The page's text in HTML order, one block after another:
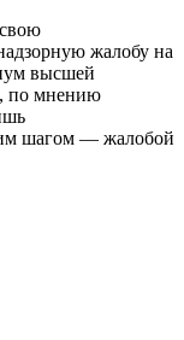
жалобу на
высшей
по мнению
шагом — жалобой